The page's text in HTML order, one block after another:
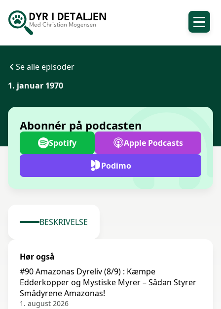
Se alle episoder
1. januar 1970
Abonnér på podcasten
Spotify Apple Podcasts
Podimo
BESKRIVELSE
Hør også
#90 Amazonas Dyreliv (8/9) : Kæmpe
Edderkopper og Mystiske Myrer – Sådan Styrer
Smådyrene Amazonas!
1. august 2026